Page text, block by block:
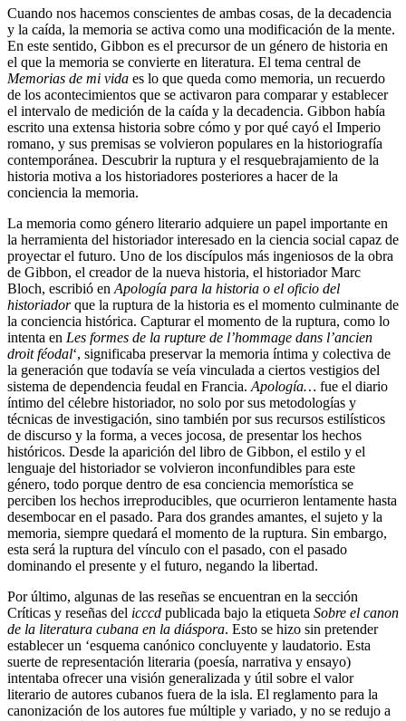
Cuando nos hacemos conscientes de ambas cosas, de la decadencia
y la caída, la memoria se activa como una modificación de la mente.
En este sentido, Gibbon es el precursor de un género de historia en
el que la memoria se convierte en literatura. El tema central de
Memorias de mi vida es lo que queda como memoria, un recuerdo
de los acontecimientos que se activaron para comparar y establecer
el intervalo de medición de la caída y la decadencia. Gibbon había
escrito una extensa historia sobre cómo y por qué cayó el Imperio
romano, y sus premisas se volvieron populares en la historiografía
contemporánea. Descubrir la ruptura y el resquebrajamiento de la
historia motiva a los historiadores posteriores a hacer de la
conciencia la memoria.
La memoria como género literario adquiere un papel importante en
la herramienta del historiador interesado en la ciencia social capaz de
proyectar el futuro. Uno de los discípulos más ingeniosos de la obra
de Gibbon, el creador de la nueva historia, el historiador Marc
Bloch, escribió en Apología para la historia o el oficio del
historiadorque la ruptura de la historia es el momento culminante de
la conciencia histórica. Capturar el momento de la ruptura, como lo
intenta en Les formes de la rupture de l’hommage dans l’ancien
droit féodal‘, significaba preservar la memoria íntima y colectiva de
la generación que todavía se veía vinculada a ciertos vestigios del
sistema de dependencia feudal en Francia. Apología… fue el diario
íntimo del célebre historiador, no solo por sus metodologías y
técnicas de investigación, sino también por sus recursos estilísticos
de discurso y la forma, a veces jocosa, de presentar los hechos
históricos. Desde la aparición del libro de Gibbon, el estilo y el
lenguaje del historiador se volvieron inconfundibles para este
género, todo porque dentro de esa conciencia memorística se
perciben los hechos irreproducibles, que ocurrieron lentamente hasta
desembocar en el pasado. Para dos grandes amantes, el sujeto y la
memoria, siempre quedará el momento de la ruptura. Sin embargo,
esta será la ruptura del vínculo con el pasado, con el pasado
dominando el presente y el futuro, negando la libertad.
Por último, algunas de las reseñas se encuentran en la sección
Críticas y reseñas del icccd publicada bajo la etiqueta Sobre el canon
de la literatura cubana en la diáspora. Esto se hizo sin pretender
establecer un ‘esquema canónico concluyente y laudatorio. Esta
suerte de representación literaria (poesía, narrativa y ensayo)
intentaba ofrecer una visión generalizada y útil sobre el valor
literario de autores cubanos fuera de la isla. El reglamento para la
canonización de los autores fue múltiple y variado, y no se redujo a